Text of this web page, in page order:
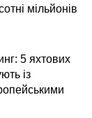
мільйонів
5 яхтових
із